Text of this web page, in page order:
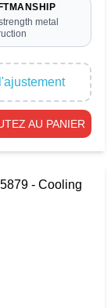
metal
AU PANIER
- Cooling